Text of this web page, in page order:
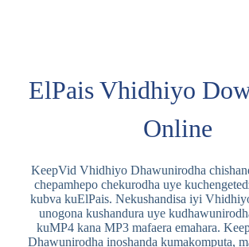
ElPais Vhidhiyo
Online
KeepVid Vhidhiyo Dhawunirodha
chepamhepo chekurodha uye
kubva kuElPais. Nekushandisa iyi
unogona kushandura uye
kuMP4 kana MP3 mafaera emahara.
Dhawunirodha inoshanda kumakomputa,